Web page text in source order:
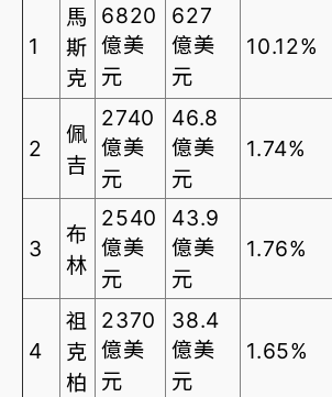
1
馬
斯
克
6820
億美
元
627
億美
元
10.12%
2
佩
吉
2740
億美
元
46.8
億美
元
1.74%
3
布
林
2540
億美
元
43.9
億美
元
1.76%
4
祖
克
柏
2370
億美
元
38.4
億美
元
1.65%